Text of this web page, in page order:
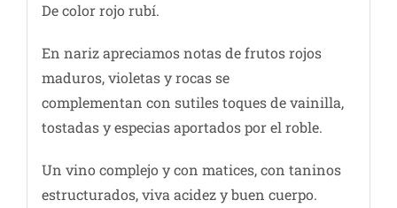
De color rojo rubí.
En nariz apreciamos notas de frutos rojos
maduros, violetas y rocas se
complementan con sutiles toques de vainilla,
tostadas y especias aportados por el roble.
Un vino complejo y con matices, con taninos
estructurados, viva acidez y buen cuerpo.